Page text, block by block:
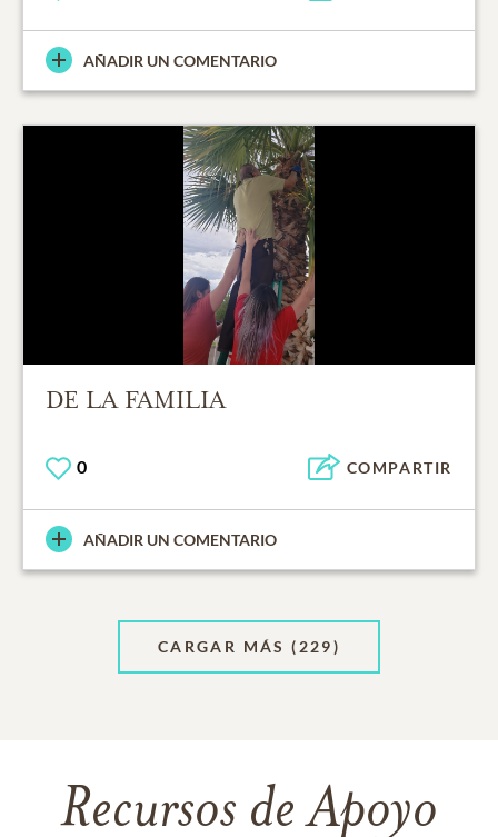
AÑADIR UN COMENTARIO
DE LA FAMILIA
0 COMPARTIR
AÑADIR UN COMENTARIO
CARGAR MÁS (229)
Recursos de Apoyo